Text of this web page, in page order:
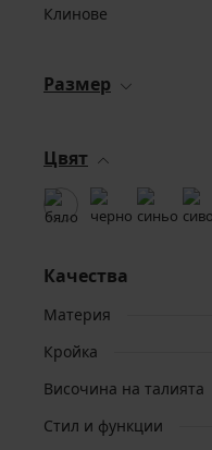
Клинове
Размер
Цвят
Качества
Материя
Кройка
Височина на талията
Стил и функции